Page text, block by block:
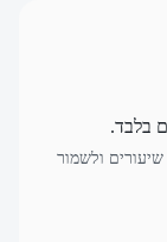
בלבד.
ולשמור